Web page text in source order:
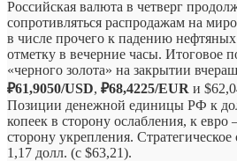
Российская валюта в четверг
сопротивляться распродажам на
в числе прочего к падению
отметку в вечерние часы. Итоговое
«черного золота» на закрытии
₽61,9050/USD, ₽68,4225/EUR и
Позиции денежной единицы РФ к
копеек в сторону ослабления, к евро
сторону укрепления.
1,17 долл. (с $63,21).